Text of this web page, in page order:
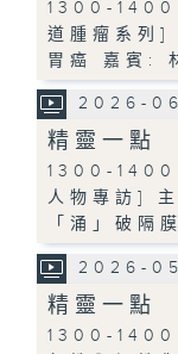
1300-1400
道腫瘤系列]
胃癌 嘉賓:
2026-
精靈一點
1300-1400
人物專訪]
「涌」破隔
2026-
精靈一點
1300-1400